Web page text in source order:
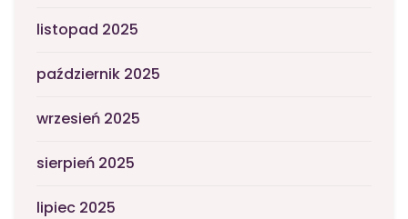
listopad 2025
październik 2025
wrzesień 2025
sierpień 2025
lipiec 2025